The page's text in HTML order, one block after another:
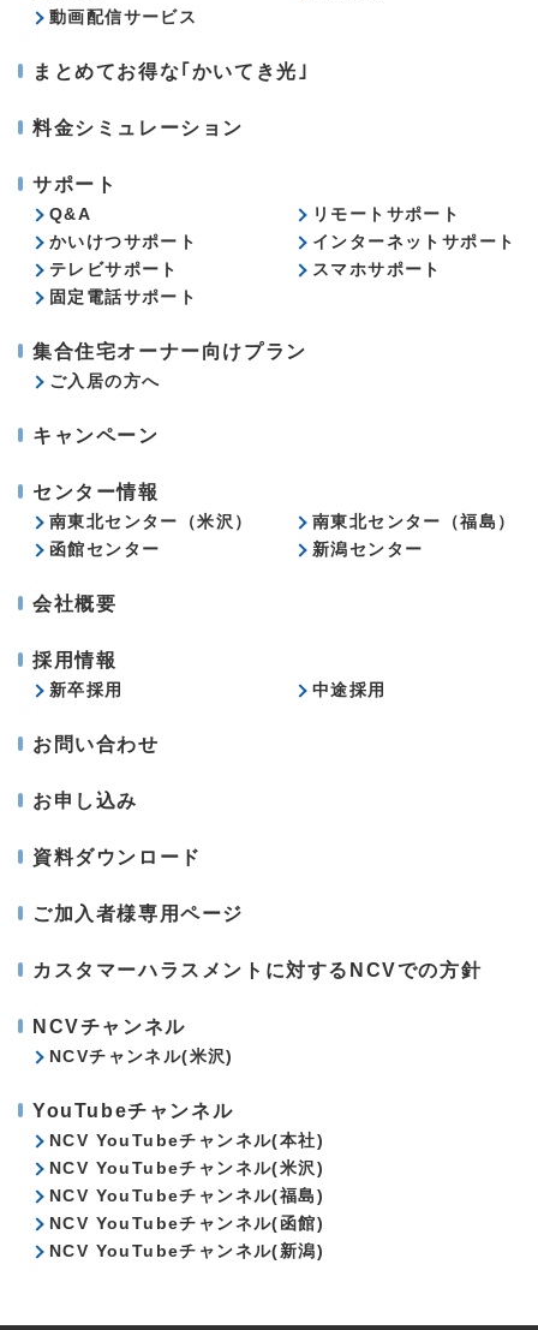
動画配信サービス
まとめてお得な｢かいてき光｣
料金シミュレーション
サポート
Q&A
リモートサポート
かいけつサポート
インターネットサポート
テレビサポート
スマホサポート
固定電話サポート
集合住宅オーナー向けプラン
ご入居の方へ
キャンペーン
センター情報
南東北センター（米沢）
南東北センター（福島）
函館センター
新潟センター
会社概要
採用情報
新卒採用 中途採用
お問い合わせ
お申し込み
資料ダウンロード
ご加入者様専用ページ
カスタマーハラスメントに対するNCVでの方針
NCVチャンネル
NCVチャンネル(米沢)
YouTubeチャンネル
NCV YouTubeチャンネル(本社)
NCV YouTubeチャンネル(米沢)
NCV YouTubeチャンネル(福島)
NCV YouTubeチャンネル(函館)
NCV YouTubeチャンネル(新潟)